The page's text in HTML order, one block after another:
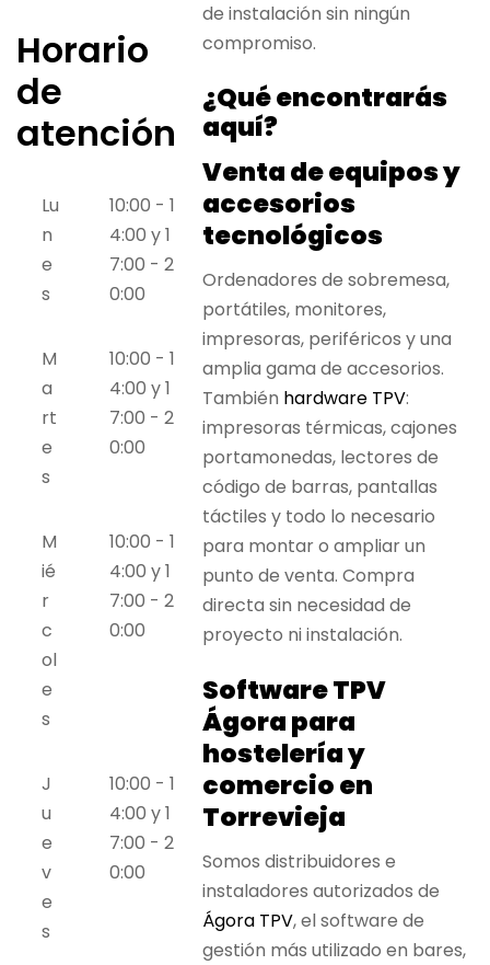
Horario
de
atención
Lu
n
e
s
10:00 - 1
4:00 y1
7:00 - 2
0:00
M
a
rt
e
s
10:00 - 1
4:00 y1
7:00 - 2
0:00
M
ié
r
c
ol
e
s
10:00 - 1
4:00 y1
7:00 - 2
0:00
J
u
e
v
e
s
10:00 - 1
4:00 y1
7:00 - 2
0:00
de instalación sin ningún
compromiso.
¿Qué encontrarás
aquí?
Venta de equipos y
accesorios
tecnológicos
Ordenadores de sobremesa,
portátiles, monitores,
impresoras, periféricos y una
amplia gama de accesorios.
También hardware TPV:
impresoras térmicas, cajones
portamonedas, lectores de
código de barras, pantallas
táctiles y todo lo necesario
para montar o ampliar un
punto de venta. Compra
directa sin necesidad de
proyecto ni instalación.
Software TPV
Ágora para
hostelería y
comercio en
Torrevieja
Somos distribuidores e
instaladores autorizados de
Ágora TPV, el software de
gestión más utilizado en bares,